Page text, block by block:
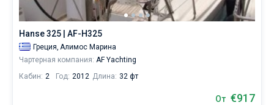
для
яхтинга.
Наймите
команду
(шкипера/
хостес/
повара)
Hanse 325 | AF-H325
Греция, Алимос Марина
Чартерная компания: AF Yachting
Кабин: 2 Год: 2012 Длина: 32 фт
От €917
Со шкипером